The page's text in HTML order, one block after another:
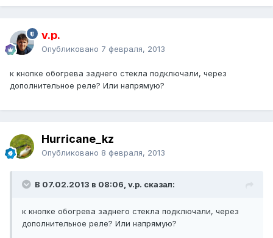
v.p.
Опубликовано 7 февраля, 2013
к кнопке обогрева заднего стекла подключали, через
дополнительное реле? Или напрямую?
Hurricane_kz
Опубликовано 8 февраля, 2013
В 07.02.2013 в 08:06, v.p. сказал:
к кнопке обогрева заднего стекла подключали, через
дополнительное реле? Или напрямую?